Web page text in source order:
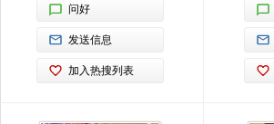
问好
发送信息
加入热搜列表